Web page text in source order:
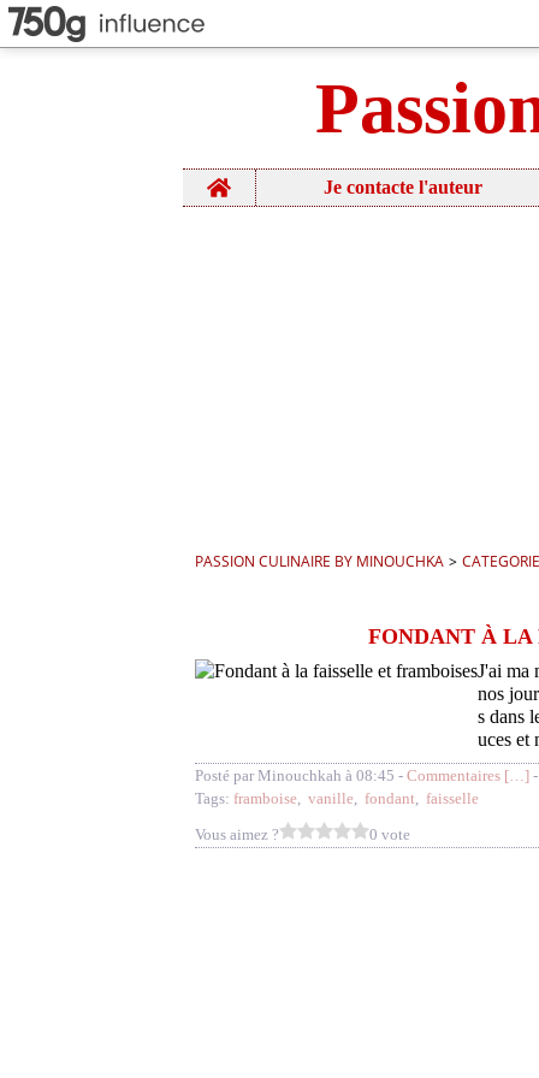
Home Je contacte l'auteur
PASSION CULINAIRE BY MINOUCHKA >
FONDANT À LA
J'ai ma
nos
s dans
uces et
Posté par Minouchkah à 08:45 - Commentaires […]
Tags: framboise, vanille, fondant, faisselle
Vous aimez ?
0 vote